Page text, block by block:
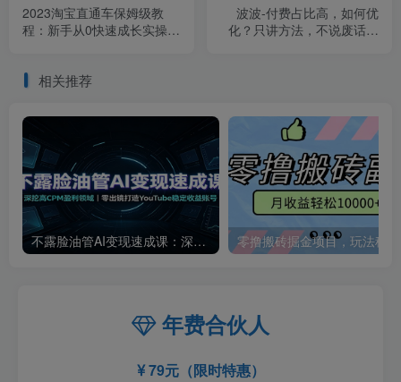
2023淘宝直通车保姆级教
程：新手从0快速成长实操，
波波-付费占比高，如何优
化？只讲方法，不说废话，
相关推荐
不露脸油管AI变现速成课：深挖高CPM盈利领域，零出镜打造YouTube稳定收益账号
年费合伙人
79元（限时特惠）